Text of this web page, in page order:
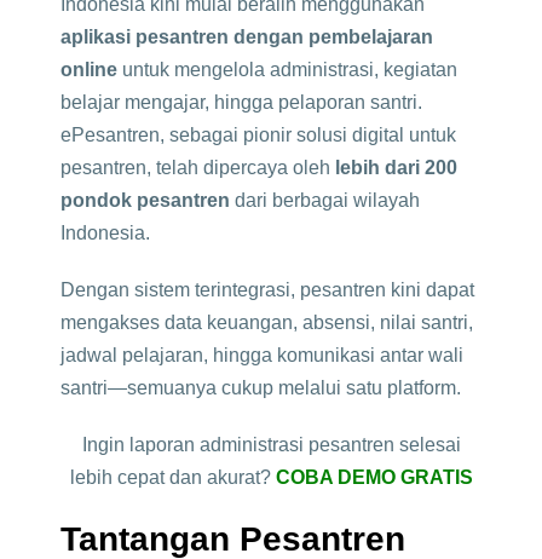
Indonesia kini mulai beralih menggunakan
aplikasi pesantren dengan pembelajaran
online untuk mengelola administrasi, kegiatan
belajar mengajar, hingga pelaporan santri.
ePesantren, sebagai pionir solusi digital untuk
pesantren, telah dipercaya oleh lebih dari 200
pondok pesantren dari berbagai wilayah
Indonesia.
Dengan sistem terintegrasi, pesantren kini dapat
mengakses data keuangan, absensi, nilai santri,
jadwal pelajaran, hingga komunikasi antar wali
santri—semuanya cukup melalui satu platform.
Ingin laporan administrasi pesantren selesai
lebih cepat dan akurat? COBA DEMO GRATIS
Tantangan Pesantren